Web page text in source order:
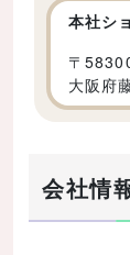
本社シ
〒
大阪府
会社情